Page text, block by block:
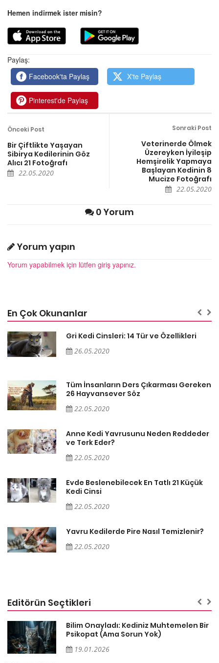
Hemen indirmek ister misin?
Paylaş:
Facebook'ta Paylaş
X'te Paylaş
Pinterest'de Paylaş
Önceki Post
Bir Çiftlikte Yaşayan
Sibirya Kedilerinin Göz
Alıcı 21 Fotoğrafı
22.05.2020
Sonraki Post
Veterinerde Ölmek
Üzereyken İyileşip
Hemşirelik Yapmaya
Başlayan Kedinin 8
Mucize Fotoğrafı
22.05.2020
0 Yorum
Yorum yapın
Yorum yapabilmek için lütfen giriş yapınız.
En Çok Okunanlar
Gri Kedi Cinsleri: 14 Tür ve Özellikleri
26.05.2020
Tüm İnsanların Ders Çıkarması Gereken
26 Hayvansever Söz
22.05.2020
Anne Kedi Yavrusunu Neden Reddeder
ve Terk Eder?
22.05.2020
Evde Beslenebilecek En Tatlı 21 Küçük
Kedi Cinsi
22.05.2020
Yavru Kedilerde Pire Nasıl Temizlenir?
22.05.2020
Editörün Seçtikleri
Bilim Onayladı: Kediniz Muhtemelen Bir
Psikopat (Ama Sorun Yok)
19.01.2026